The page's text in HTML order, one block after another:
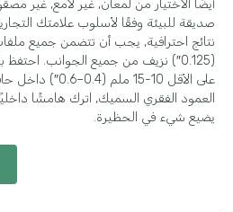
أيضًا الاختيار من لمعان, غير لامع, غير
صديقة للبيئة وفقًا لأسلوب علامتك
(0.125″) نزيف من جميع الجوانب. احتفظ
على الأقل 10-15 ملم
يضيع شيء في الحظيرة.